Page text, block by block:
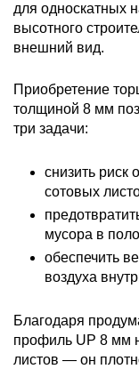
для односкатных
высотного
внешний вид.
Приобретение
толщиной 8 мм
три задачи:
снизить риск
сотовых
мусора в
обеспечить
воздуха
Благодаря
профиль UP 8 мм
листов — он